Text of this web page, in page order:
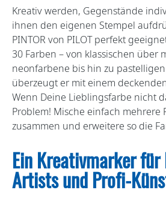
Kreativ werden, Gegenstände
ihnen den eigenen Stempel
PINTOR von PILOT perfekt
30 Farben – von klassischen über
neonfarbene bis hin zu
überzeugt er mit einem
Wenn Deine Lieblingsfarbe nicht
Problem! Mische einfach mehrere
zusammen und erweitere so die
Ein Kreativmarker für
Artists und Profi-